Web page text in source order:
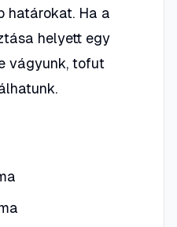
határokat. Ha a
helyett egy
vágyunk, tofut